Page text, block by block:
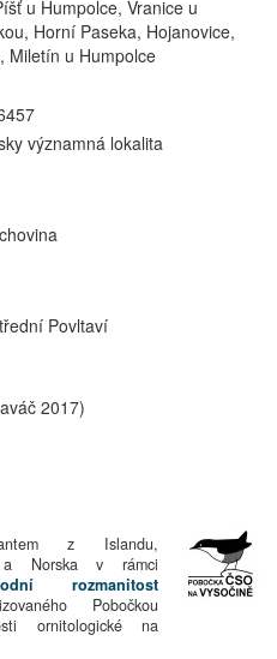
u Humpolce, Vranice u
Horní Paseka, Hojanovice,
Miletín u Humpolce
významná lokalita
Povltaví
2017)
z Islandu,
a Norska v rámci
rozmanitost
Pobočkou
ornitologické na